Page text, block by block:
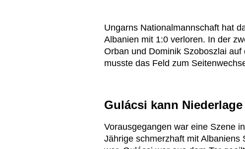
Ungarns Nationalmannschaft hat
Albanien mit 1:0 verloren. In der
Orban und Dominik Szoboszlai
musste das Feld zum
Gulácsi kann
Vorausgegangen war eine Szene
Jährige schmerzhaft mit